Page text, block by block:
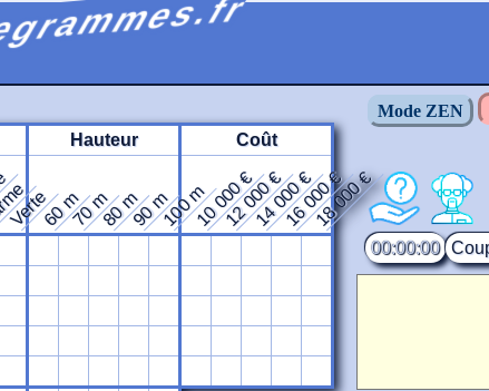
Hauteur Coût
Verte60 m70 m80 m90 m100 m10 000 €12 000 €14 000 €16 000 €18 000 €
00:00:00
Mode ZEN